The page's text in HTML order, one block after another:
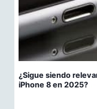
¿Sigue siendo
iPhone 8 en 2025?